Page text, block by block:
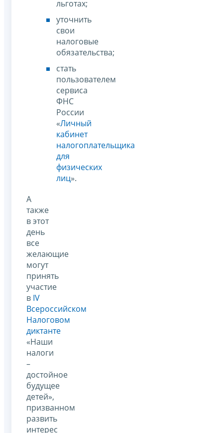
льготах;
уточнить
свои
налоговые
обязательства;
стать
пользователем
сервиса
ФНС
России
«Личный
кабинет
налогоплательщика
для
физических
лиц».
А
также
в этот
день
все
желающие
могут
принять
участие
в IV
Всероссийском
Налоговом
диктанте
«Наши
налоги
–
достойное
будущее
детей»,
призванном
развить
интерес